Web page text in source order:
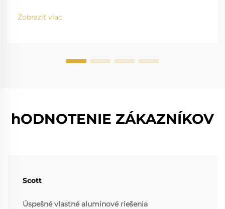
Zobraziť viac
hODNOTENIE ZÁKAZNÍKOV
Scott
Úspešné vlastné aluminové riešenia